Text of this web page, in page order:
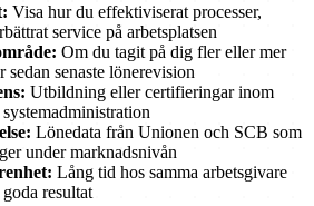
Visa hur du effektiviserat processer,
service på arbetsplatsen
Om du tagit på dig fler eller mer
senaste lönerevision
Utbildning eller certifieringar inom
Lönedata från Unionen och SCB som
under marknadsnivån
Lång tid hos samma arbetsgivare
resultat